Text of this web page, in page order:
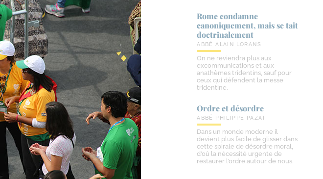
Rome condamne
canoniquement, mais se tait
doctrinalement
ABBÉ ALAIN LORANS
On ne reviendra plus aux
excommunications et aux
anathèmes tridentins, sauf pour
ceux qui défendent la messe
tridentine.
Ordre et désordre
ABBÉ PHILIPPE PAZAT
Dans un monde moderne il
devient plus facile de glisser dans
cette spirale de désordre moral,
d’où la nécessité urgente de
restaurer l’ordre autour de nous.